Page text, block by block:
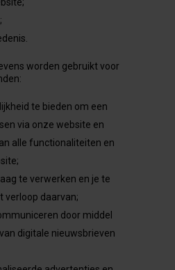
worden gebruikt voor
te bieden om een
via onze website en
alle functionaliteiten en
te verwerken en je te
verloop daarvan;
door middel
digitale nieuwsbrieven